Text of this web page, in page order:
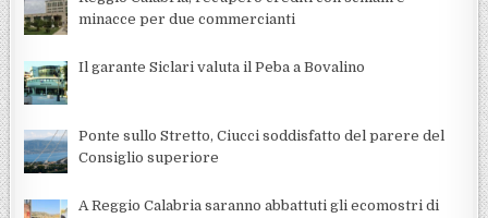
minacce per due commercianti
Il garante Siclari valuta il Peba a Bovalino
Ponte sullo Stretto, Ciucci soddisfatto del parere del
Consiglio superiore
A Reggio Calabria saranno abbattuti gli ecomostri di